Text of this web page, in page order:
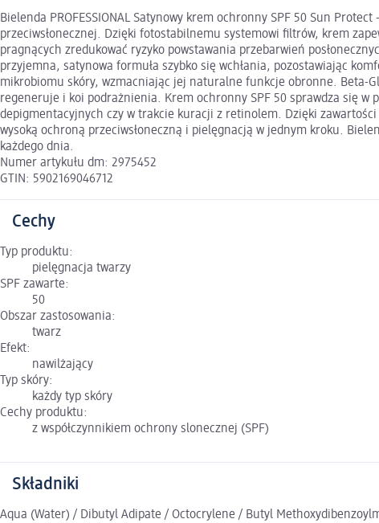
Bielenda PROFESSIONAL Satynowy krem ochronny SPF 50 Sun
przeciwsłonecznej. Dzięki fotostabilnemu systemowi filtrów, krem
pragnących zredukować ryzyko powstawania przebarwień
przyjemna, satynowa formuła szybko się wchłania, pozostawiając
mikrobiomu skóry, wzmacniając jej naturalne funkcje obronne. Beta-
regeneruje i koi podrażnienia. Krem ochronny SPF 50 sprawdza się w
depigmentacyjnych czy w trakcie kuracji z retinolem. Dzięki
wysoką ochroną przeciwsłoneczną i pielęgnacją w jednym kroku.
każdego dnia.
Numer artykułu dm: 2975452
GTIN: 5902169046712
Cechy
Typ produktu:
pielęgnacja twarzy
SPF zawarte:
50
Obszar zastosowania:
twarz
Efekt:
nawilżający
Typ skóry:
każdy typ skóry
Cechy produktu:
z współczynnikiem ochrony slonecznej (SPF)
Składniki
Aqua (Water) / Dibutyl Adipate / Octocrylene / Butyl